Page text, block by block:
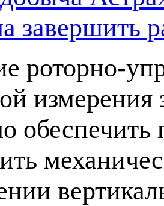
завершить
роторно-
измерения